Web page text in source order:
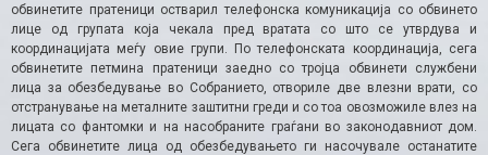
обвинетите пратеници остварил телефонска комуникација со обвинето
лице од групата која чекала пред вратата со што се утврдува и
координацијата меѓу овие групи. По телефонската координација, сега
обвинетите петмина пратеници заедно со тројца обвинети службени
лица за обезбедување во Собранието, отвориле две влезни врати, со
отстранување на металните заштитни греди и со тоа овозможиле влез на
лицата со фантомки и на насобраните граѓани во законодавниот дом.
Сега обвинетите лица од обезбедувањето ги насочувале останатите